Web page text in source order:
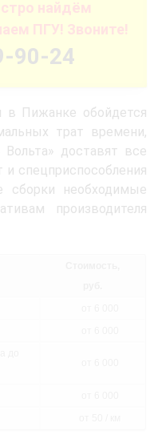
найдём
ПГУ! Звоните!
90-24
Пижанке обойдется
трат времени,
доставят все
спецприспособления
сборки необходимые
производителя